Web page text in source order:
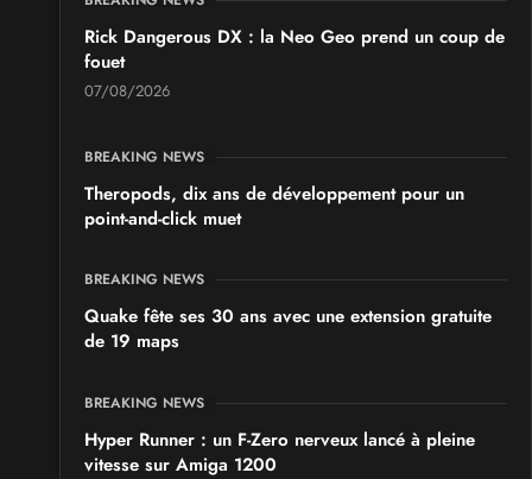
SALONS & CONVENTIONS GEEKS
Japan Manga Wave Colmar 2026
Rick Dangerous DX : la Neo Geo prend un coup de
fouet
07/08/2026
BREAKING NEWS
Theropods, dix ans de développement pour un
point-and-click muet
BREAKING NEWS
Quake fête ses 30 ans avec une extension gratuite
de 19 maps
BREAKING NEWS
Hyper Runner : un F-Zero nerveux lancé à pleine
vitesse sur Amiga 1200